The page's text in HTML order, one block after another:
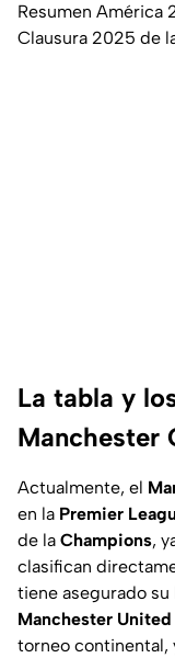
Resumen América
Clausura 2025 de
La tabla y
Manchester
Actualmente, el
en la Premier
de la Champions,
clasifican
tiene asegurado su
Manchester United
torneo continental,